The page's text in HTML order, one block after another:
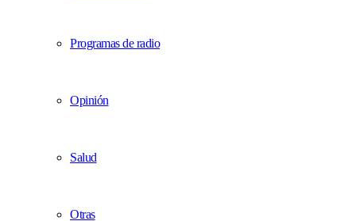
Programas de radio
Opinión
Salud
Otras